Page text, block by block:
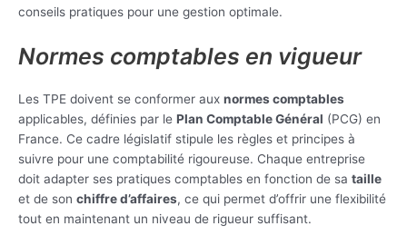
conseils pratiques pour une gestion optimale.
Normes comptables en vigueur
Les TPE doivent se conformer aux normes comptables
applicables, définies par le Plan Comptable Général (PCG) en
France. Ce cadre législatif stipule les règles et principes à
suivre pour une comptabilité rigoureuse. Chaque entreprise
doit adapter ses pratiques comptables en fonction de sa taille
et de son chiffre d’affaires, ce qui permet d’offrir une flexibilité
tout en maintenant un niveau de rigueur suffisant.